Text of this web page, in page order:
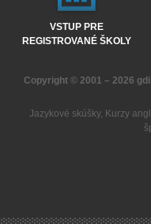
VSTUP PRE
REGISTROVANÉ ŠKOLY
Copyright © 2001 – 2026
Jazykové skúšky, Kurzy